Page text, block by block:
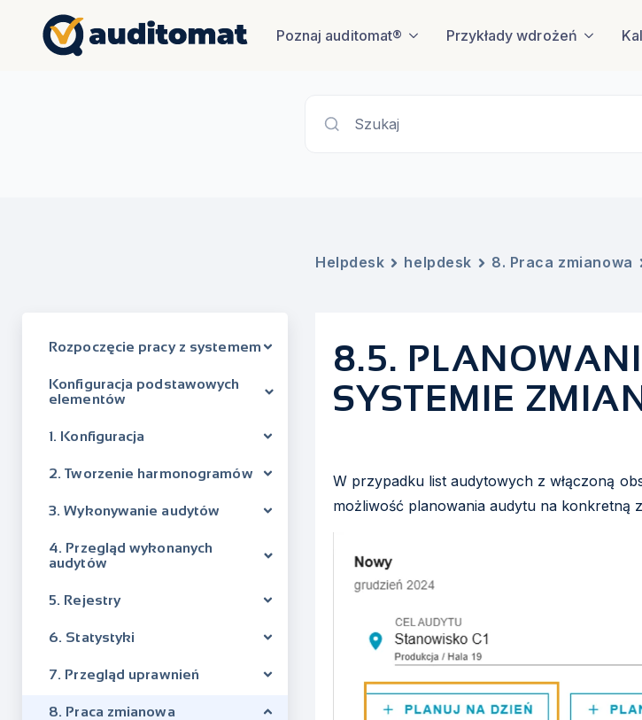
Poznaj auditomat® Przykłady wdrożeń
Szukaj
Rozpoczęcie pracy z systemem
Konfiguracja podstawowych
elementów
1. Konfiguracja
2. Tworzenie harmonogramów
3. Wykonywanie audytów
4. Przegląd wykonanych
audytów
5. Rejestry
6. Statystyki
7. Przegląd uprawnień
8. Praca zmianowa
Helpdesk helpdesk 8. Praca zmianowa
8.5.
SYSTEMIE
W przypadku list audytowych z włączoną
możliwość planowania audytu na konkretną